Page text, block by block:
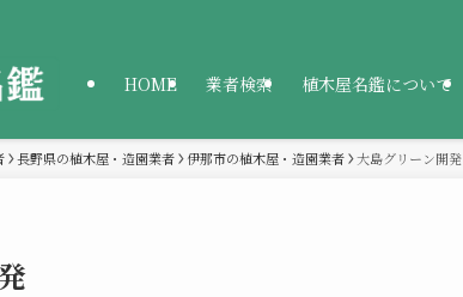
HOME 業者検索 植木屋名鑑について
長野県の植木屋・造園業者 伊那市の植木屋・造園業者 大島グリーン開発